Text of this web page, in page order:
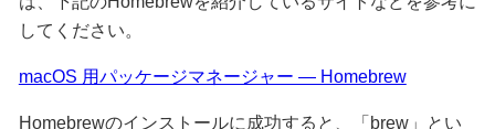
してください。
macOS 用パッケージマネージャー — Homebrew
Homebrewのインストールに成功すると、「brew」とい